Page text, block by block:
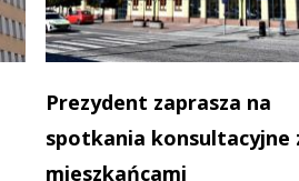
Prezydent zaprasza na
spotkania konsultacyjne
mieszkańcami